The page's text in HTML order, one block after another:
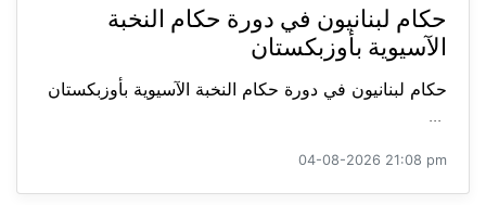
حكام لبنانيون في دورة حكام النخبة
الآسيوية بأوزبكستان
حكام لبنانيون في دورة حكام النخبة الآسيوية بأوزبكستان
...
04-08-2026 21:08 pm